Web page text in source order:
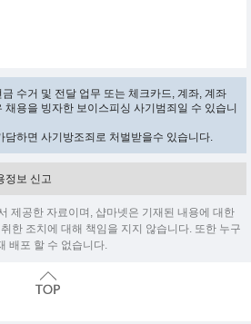
수거 및 전달 업무 또는 체크카드, 계좌, 계좌
채용을 빙자한 보이스피싱 사기범죄일 수 있습니
하면 사기방조죄로 처벌받을수 있습니다.
정보 신고
제공한 자료이며, 샵마넷은 기재된 내용에 대한
한 조치에 대해 책임을 지지 않습니다. 또한 누구
배포 할 수 없습니다.